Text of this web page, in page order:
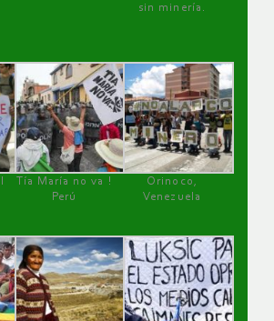
sin minería.
Tía María no va !
Perú
Orinoco,
Venezuela